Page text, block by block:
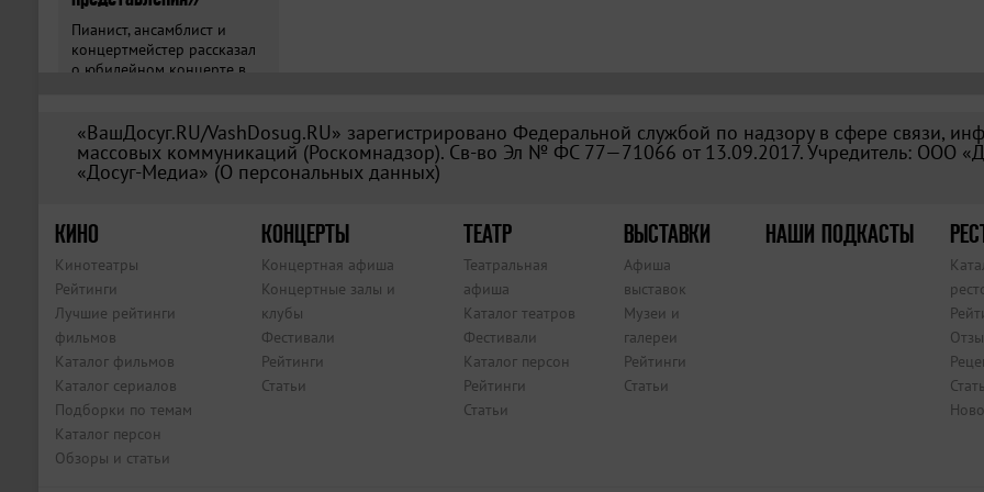
Пианист, ансамблист и
концертмейстер рассказал
о юбилейном концерте в
«ВашДосуг.RU/VashDosug.RU» зарегистрировано Федеральной службой по надзору в сфере связи,
массовых коммуникаций (Роскомнадзор). Св-во Эл № ФС 77—71066 от 13.09.2017. Учредитель: ООО
«Досуг-Медиа» (О персональных данных)
КИНО
Кинотеатры
Рейтинги
Лучшие рейтинги
фильмов
Каталог фильмов
Каталог сериалов
Подборки по темам
Каталог персон
Обзоры и статьи
КОНЦЕРТЫ
Концертная афиша
Концертные залы и
клубы
Фестивали
Рейтинги
Статьи
ТЕАТР
Театральная
афиша
Каталог театров
Фестивали
Каталог персон
Рейтинги
Статьи
ВЫСТАВКИ
Афиша
выставок
Музеи и
галереи
Рейтинги
Статьи
НАШИ ПОДКАСТЫ